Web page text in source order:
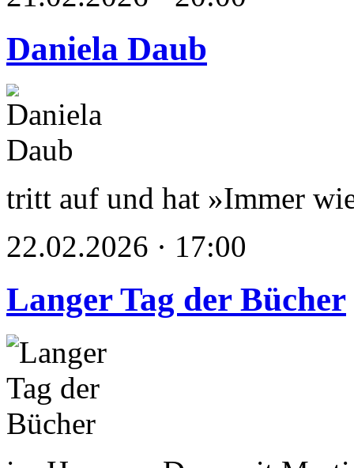
Daniela Daub
tritt auf und hat »Immer
22.02.2026 · 17:00
Langer Tag der Bücher